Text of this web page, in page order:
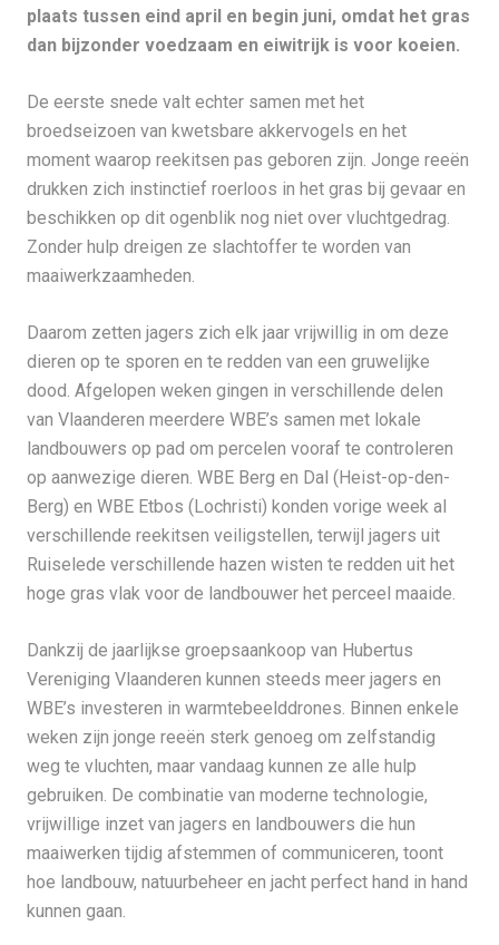
plaats tussen eind april en begin juni, omdat het gras
dan bijzonder voedzaam en eiwitrijk is voor koeien.
De eerste snede valt echter samen met het
broedseizoen van kwetsbare akkervogels en het
moment waarop reekitsen pas geboren zijn. Jonge reeën
drukken zich instinctief roerloos in het gras bij gevaar en
beschikken op dit ogenblik nog niet over vluchtgedrag.
Zonder hulp dreigen ze slachtoffer te worden van
maaiwerkzaamheden.
Daarom zetten jagers zich elk jaar vrijwillig in om deze
dieren op te sporen en te redden van een gruwelijke
dood. Afgelopen weken gingen in verschillende delen
van Vlaanderen meerdere WBE’s samen met lokale
landbouwers op pad om percelen vooraf te controleren
op aanwezige dieren. WBE Berg en Dal (Heist-op-den-
Berg) en WBE Etbos (Lochristi) konden vorige week al
verschillende reekitsen veiligstellen, terwijl jagers uit
Ruiselede verschillende hazen wisten te redden uit het
hoge gras vlak voor de landbouwer het perceel maaide.
Dankzij de jaarlijkse groepsaankoop van Hubertus
Vereniging Vlaanderen kunnen steeds meer jagers en
WBE’s investeren in warmtebeeld­drones. Binnen enkele
weken zijn jonge reeën sterk genoeg om zelfstandig
weg te vluchten, maar vandaag kunnen ze alle hulp
gebruiken. De combinatie van moderne technologie,
vrijwillige inzet van jagers en landbouwers die hun
maaiwerken tijdig afstemmen of communiceren, toont
hoe landbouw, natuurbeheer en jacht perfect hand in hand
kunnen gaan.